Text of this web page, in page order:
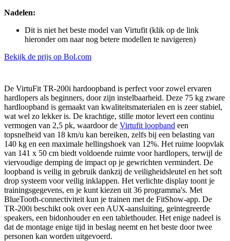
Nadelen:
Dit is niet het beste model van Virtufit (klik op de link
hieronder om naar nog betere modellen te navigeren)
Bekijk de prijs op Bol.com
De VirtuFit TR-200i hardoopband is perfect voor zowel ervaren
hardlopers als beginners, door zijn instelbaarheid. Deze 75 kg zware
hardloopband is gemaakt van kwaliteitsmaterialen en is zeer stabiel,
wat wel zo lekker is. De krachtige, stille motor levert een continu
vermogen van 2,5 pk, waardoor de Virtufit loopband een
topsnelheid van 18 km/u kan bereiken, zelfs bij een belasting van
140 kg en een maximale hellingshoek van 12%. Het ruime loopvlak
van 141 x 50 cm biedt voldoende ruimte voor hardlopers, terwijl de
viervoudige demping de impact op je gewrichten vermindert. De
loopband is veilig in gebruik dankzij de veiligheidsleutel en het soft
drop systeem voor veilig inklappen. Het verlichte display toont je
trainingsgegevens, en je kunt kiezen uit 36 programma's. Met
BlueTooth-connectiviteit kun je trainen met de FitShow-app. De
TR-200i beschikt ook over een AUX-aansluiting, geïntegreerde
speakers, een bidonhouder en een tablethouder. Het enige nadeel is
dat de montage enige tijd in beslag neemt en het beste door twee
personen kan worden uitgevoerd.